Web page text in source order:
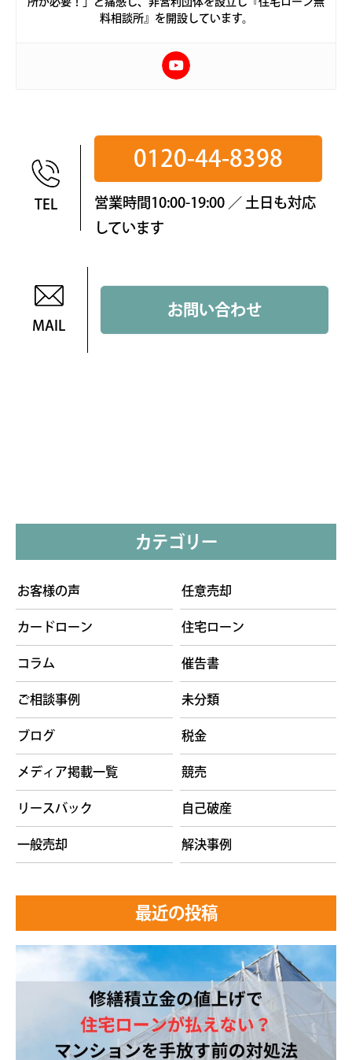
料相談所』を開設しています。
TEL
0120-44-8398
営業時間10:00-19:00 ／ 土日も対応
しています
MAIL
お問い合わせ
カテゴリー
お客様の声
カードローン
コラム
ご相談事例
ブログ
メディア掲載一覧
リースバック
一般売却
任意売却
住宅ローン
催告書
未分類
税金
競売
自己破産
解決事例
最近の投稿